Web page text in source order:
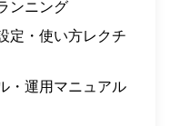
ンニング
定・使い方レクチ
・運用マニュアル